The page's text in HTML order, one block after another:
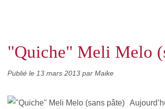
"Quiche" Meli Melo
Publié le 13 mars 2013 par Maike